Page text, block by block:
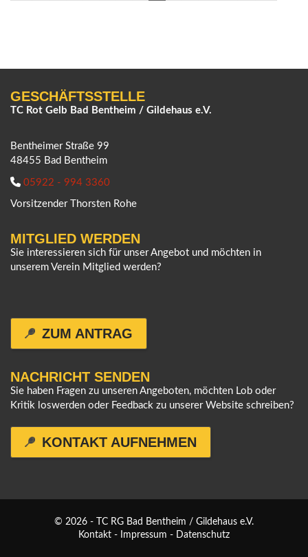
GESCHÄFTSSTELLE
TC Rot Gelb Bad Bentheim / Gildehaus e.V.
Bentheimer Straße 99
48455 Bad Bentheim
05922 - 994 3360
Vorsitzender Thorsten Rohe
MITGLIED WERDEN
Sie interessieren sich für unser Angebot und möchten in
unserem Verein Mitglied werden?
ZUM ANTRAG
NACHRICHT SENDEN
Sie haben Fragen zu unseren Angeboten, möchten Lob oder
Kritik loswerden oder Feedback zu unserer Website schreiben?
KONTAKT AUFNEHMEN
© 2026 - TC RG Bad Bentheim / Gildehaus e.V.
Kontakt - Impressum - Datenschutz